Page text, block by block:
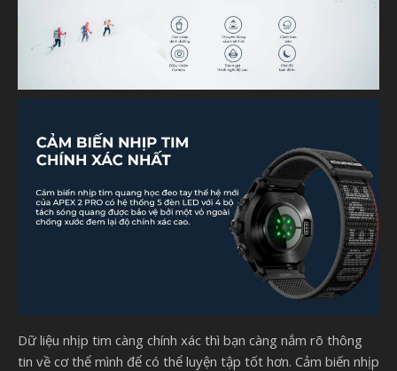
Dữ liệu nhịp tim càng chính xác thì bạn càng nắm rõ thông
tin về cơ thể mình để có thể luyện tập tốt hơn. Cảm biến nhịp